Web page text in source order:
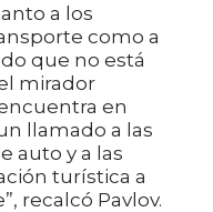
a los
como a
que no está
mirador
en
llamado a las
auto y a las
turística a
recalcó Pavlov.